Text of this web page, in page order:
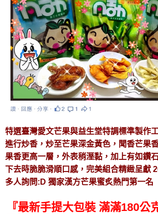
特選臺灣愛文芒果與益生堂特調標準製作
進行炒香，炒至芒果深金黃色，聞香芒果
果香更高一層，外表稍溼黏，加上有如鑽
下去時脆脆滑順口感，完美組合精緻呈獻
多人詢問:D 獨家漢方芒果蜜炙熱門第一名
『最新手提大包裝 滿滿180公